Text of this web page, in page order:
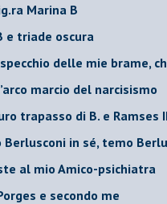
Marina B
e triade oscura
specchio delle mie brame,
marcio del narcisismo
trapasso di B. e Ramses
Berlusconi in sé, temo
al mio Amico-psichiatra
e secondo me